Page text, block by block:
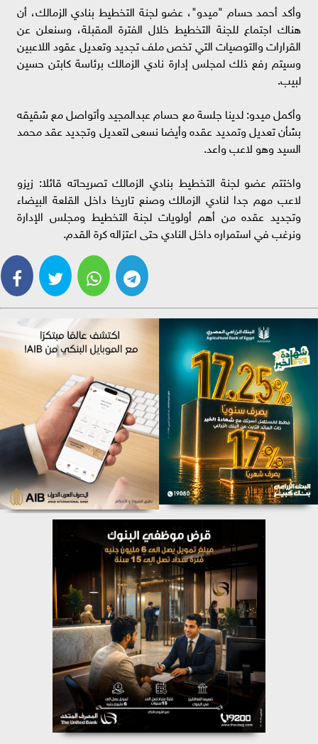
وأكد أحمد حسام "ميدو"، عضو لجنة التخطيط بنادي الزمالك، أن
هناك اجتماع للجنة التخطيط خلال الفترة المقبلة، وسنعلن عن
القرارات والتوصيات التي تخص ملف تجديد وتعديل عقود اللاعبين
وسيتم رفع ذلك لمجلس إدارة نادي الزمالك برئاسة كابتن حسين
لبيب.
وأكمل ميدو: لدينا جلسة مع حسام عبدالمجيد وأتواصل مع شقيقه
بشأن تعديل وتمديد عقده وأيضا نسعى لتعديل وتجديد عقد محمد
السيد وهو لاعب واعد.
واختتم عضو لجنة التخطيط بنادي الزمالك تصريحاته قائلا: زيزو
لاعب مهم جدا لنادي الزمالك وصنع تاريخا داخل القلعة البيضاء
وتجديد عقده من أهم أولويات لجنة التخطيط ومجلس الإدارة
ونرغب في استمراره داخل النادي حتى اعتزاله كرة القدم.